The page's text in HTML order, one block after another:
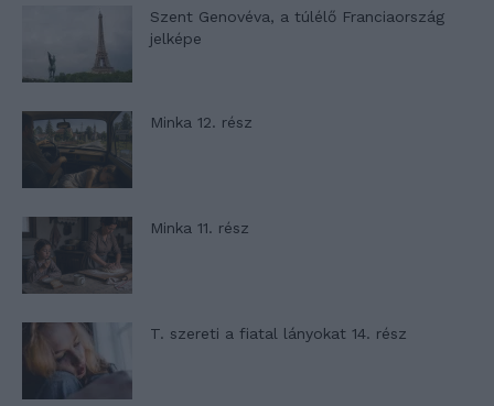
Szent Genovéva, a túlélő Franciaország
jelképe
Minka 12. rész
Minka 11. rész
T. szereti a fiatal lányokat 14. rész